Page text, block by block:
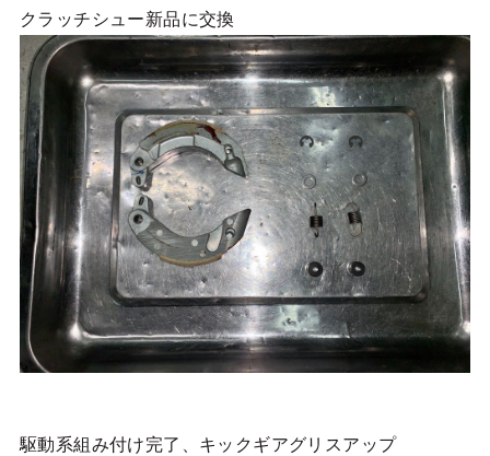
クラッチシュー新品に交換
駆動系組み付け完了、キックギアグリスアップ